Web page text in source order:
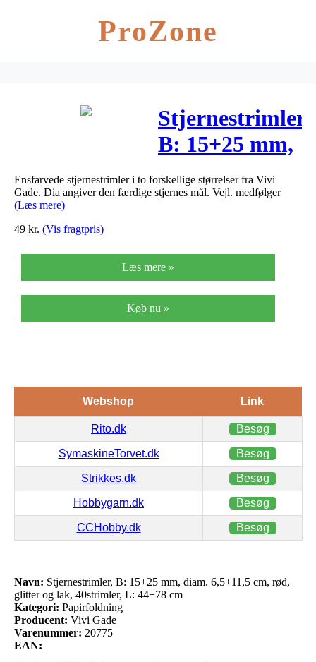
ProZone
Stjernestrimler,
B: 15+25 mm,
diam. 6,5+11,5
cm, rød,
40strimler, L:
44+78 cm
Ensfarvede stjernestrimler i to forskellige størrelser fra Vivi
Gade. Dia angiver den færdige stjernes mål. Vejl. medfølger
(Læs mere)
49 kr. (Vis fragtpris)
Læs mere »
Køb nu »
Webshop Link
Rito.dk Besøg
SymaskineTorvet.dk Besøg
Strikkes.dk Besøg
Hobbygarn.dk Besøg
CCHobby.dk Besøg
Navn: Stjernestrimler, B: 15+25 mm, diam. 6,5+11,5 cm, rød,
glitter og lak, 40strimler, L: 44+78 cm
Kategori: Papirfoldning
Producent: Vivi Gade
Varenummer: 20775
EAN: